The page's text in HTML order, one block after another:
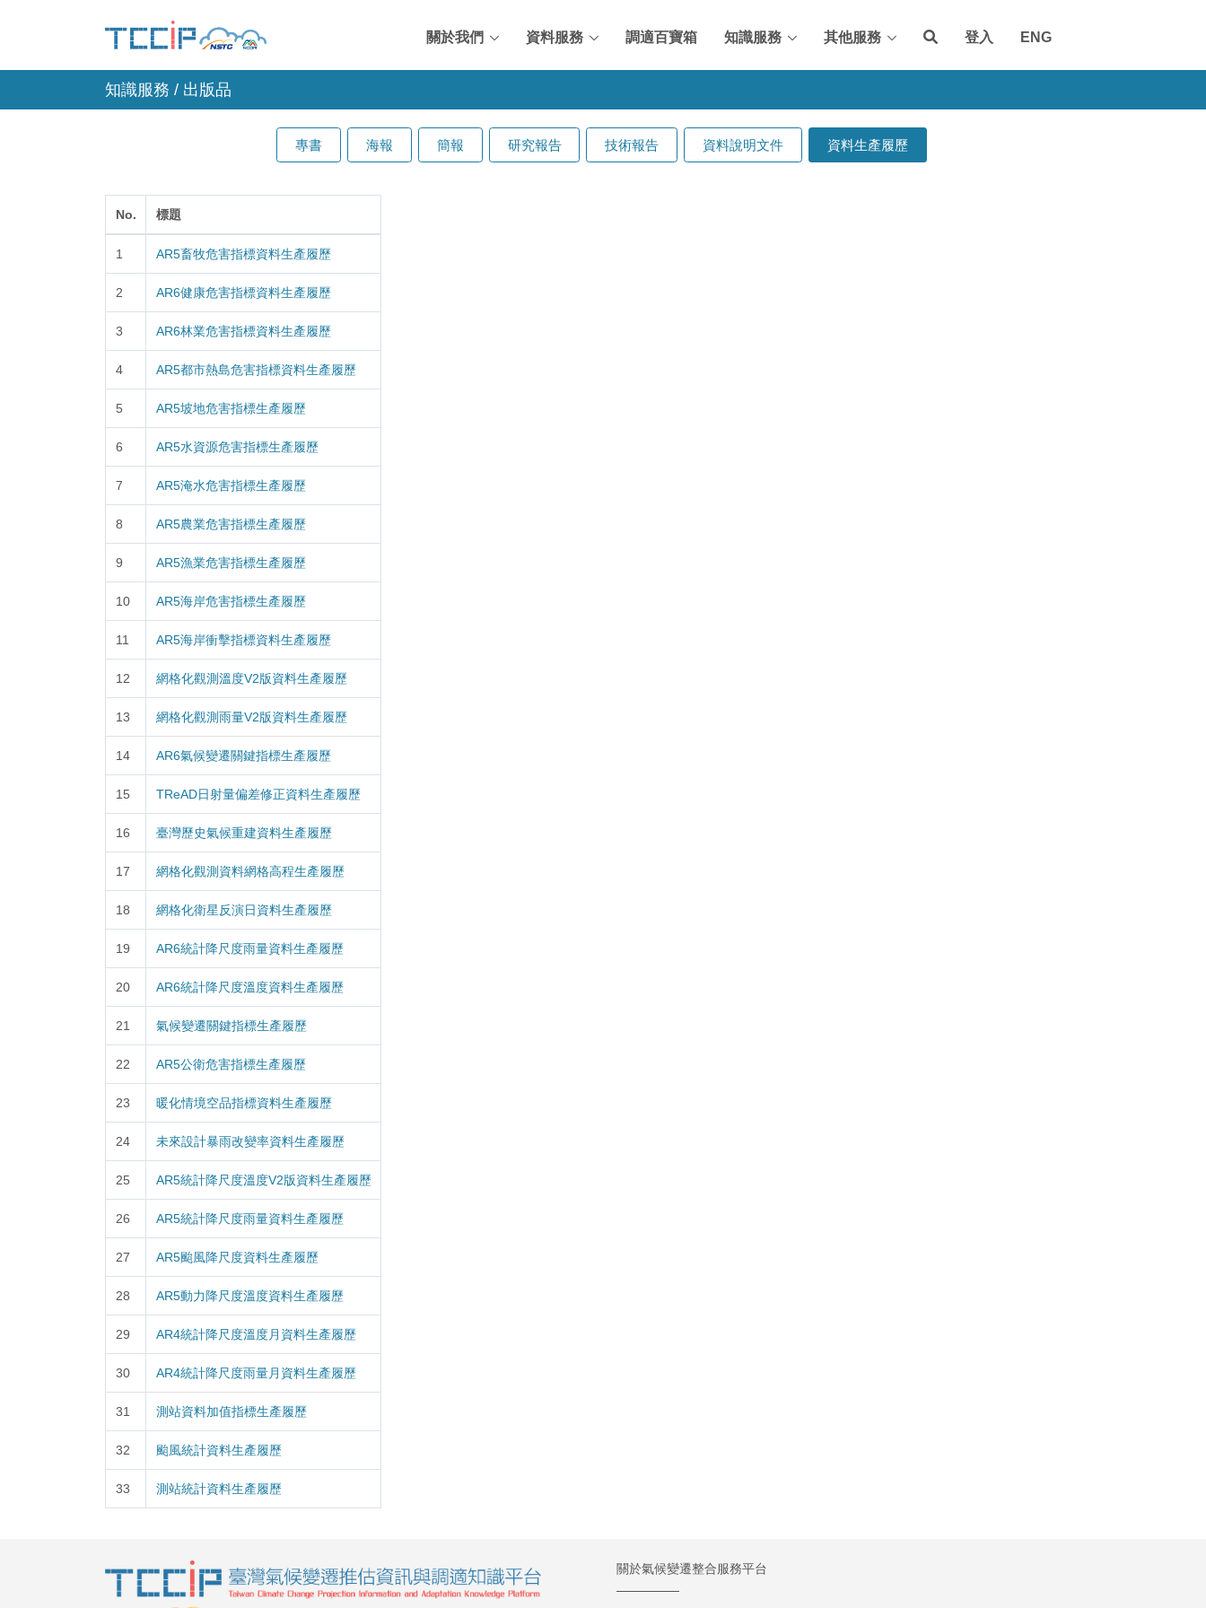
關於我們 資料服務 調適百寶箱 知識服務 其他服務 登入 ENG
知識服務 / 出版品
專書 海報 簡報 研究報告 技術報告 資料說明文件 資料生產履歷
No. 標題
1 AR5畜牧危害指標資料生產履歷
2 AR6健康危害指標資料生產履歷
3 AR6林業危害指標資料生產履歷
4 AR5都市熱島危害指標資料生產履歷
5 AR5坡地危害指標生產履歷
6 AR5水資源危害指標生產履歷
7 AR5淹水危害指標生產履歷
8 AR5農業危害指標生產履歷
9 AR5漁業危害指標生產履歷
10 AR5海岸危害指標生產履歷
11 AR5海岸衝擊指標資料生產履歷
12 網格化觀測溫度V2版資料生產履歷
13 網格化觀測雨量V2版資料生產履歷
14 AR6氣候變遷關鍵指標生產履歷
15 TReAD日射量偏差修正資料生產履歷
16 臺灣歷史氣候重建資料生產履歷
17 網格化觀測資料網格高程生產履歷
18 網格化衛星反演日資料生產履歷
19 AR6統計降尺度雨量資料生產履歷
20 AR6統計降尺度溫度資料生產履歷
21 氣候變遷關鍵指標生產履歷
22 AR5公衛危害指標生產履歷
23 暖化情境空品指標資料生產履歷
24 未來設計暴雨改變率資料生產履歷
25 AR5統計降尺度溫度V2版資料生產履歷
26 AR5統計降尺度雨量資料生產履歷
27 AR5颱風降尺度資料生產履歷
28 AR5動力降尺度溫度資料生產履歷
29 AR4統計降尺度溫度月資料生產履歷
30 AR4統計降尺度雨量月資料生產履歷
31 測站資料加值指標生產履歷
32 颱風統計資料生產履歷
33 測站統計資料生產履歷
關於氣候變遷整合服務平台